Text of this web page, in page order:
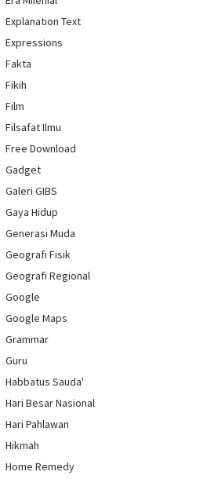
Explanation Text
Expressions
Fakta
Fikih
Film
Filsafat Ilmu
Free Download
Gadget
Galeri GIBS
Gaya Hidup
Generasi Muda
Geografi Fisik
Geografi Regional
Google
Google Maps
Grammar
Guru
Habbatus Sauda'
Hari Besar Nasional
Hari Pahlawan
Hikmah
Home Remedy